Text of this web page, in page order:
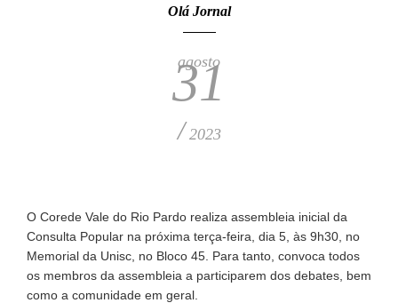
Olá Jornal
agosto
31
/2023
O Corede Vale do Rio Pardo realiza assembleia inicial da
Consulta Popular na próxima terça-feira, dia 5, às 9h30, no
Memorial da Unisc, no Bloco 45. Para tanto, convoca todos
os membros da assembleia a participarem dos debates, bem
como a comunidade em geral.